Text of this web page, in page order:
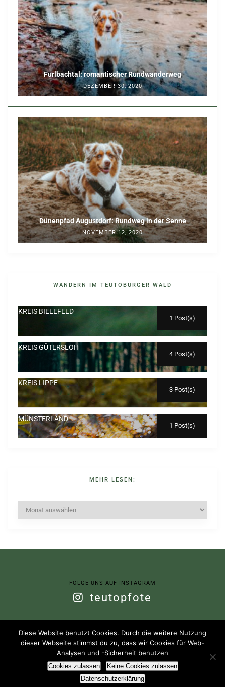
Furlbachtal: romantischer Rundwanderweg
DEZEMBER 30, 2020
Dünenpfad Augustdorf: Rundweg in der Senne
NOVEMBER 12, 2020
WANDERN IM TEUTOBURGER WALD
KREIS BIELEFELD
1 Post(s)
KREIS GÜTERSLOH
4 Post(s)
KREIS LIPPE
3 Post(s)
MÜNSTERLAND
1 Post(s)
MEHR LESEN:
Mehr
lesen:
FOLGE UNS AUF INSTAGRAM
teutopfote
(C) 2020- Teuto-Pfote. All Rights Reserved.
IMPRESSUM
Diese Website benutzt Cookies. Durch die weitere Nutzung
dieser Webseite stimmst du zu, dass wir Cookies für Web-
Analysen und -Sicherheit benutzen
Cookies zulassen
Keine Cookies zulassen
Datenschutzerklärung